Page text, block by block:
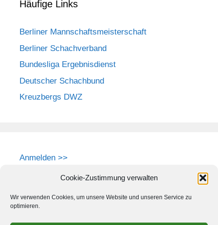
Cookie-Zustimmung verwalten
Wir verwenden Cookies, um unsere Website und unseren Service zu
optimieren.
Häufige Links
Berliner Mannschaftsmeisterschaft
Berliner Schachverband
Bundesliga Ergebnisdienst
Deutscher Schachbund
Kreuzbergs DWZ
Anmelden >>